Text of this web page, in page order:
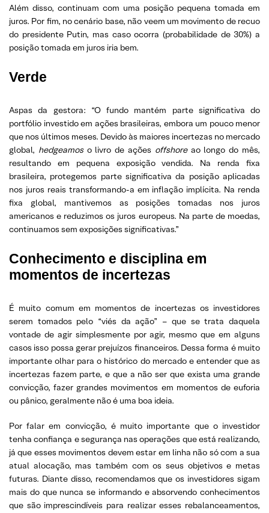
Além disso, continuam com uma posição pequena tomada em
juros. Por fim, no cenário base, não veem um movimento de recuo
do presidente Putin, mas caso ocorra (probabilidade de 30%) a
posição tomada em juros iria bem.
Verde
Aspas da gestora: “O fundo mantém parte significativa do
portfólio investido em ações brasileiras, embora um pouco menor
que nos últimos meses. Devido às maiores incertezas no mercado
global, hedgeamoso livro de ações offshoreao longo do mês,
resultando em pequena exposição vendida. Na renda fixa
brasileira, protegemos parte significativa da posição aplicadas
nos juros reais transformando-a em inflação implícita. Na renda
fixa global, mantivemos as posições tomadas nos juros
americanos e reduzimos os juros europeus. Na parte de moedas,
continuamos sem exposições significativas.”
Conhecimento e disciplina em
momentos de incertezas
É muito comum em momentos de incertezas os investidores
serem tomados pelo “viés da ação” – que se trata daquela
vontade de agir simplesmente por agir, mesmo que em alguns
casos isso possa gerar prejuízos financeiros. Dessa forma é muito
importante olhar para o histórico do mercado e entender que as
incertezas fazem parte, e que a não ser que exista uma grande
convicção, fazer grandes movimentos em momentos de euforia
ou pânico, geralmente não é uma boa ideia.
Por falar em convicção, é muito importante que o investidor
tenha confiança e segurança nas operações que está realizando,
já que esses movimentos devem estar em linha não só com a sua
atual alocação, mas também com os seus objetivos e metas
futuras. Diante disso, recomendamos que os investidores sigam
mais do que nunca se informando e absorvendo conhecimentos
que são imprescindíveis para realizar esses rebalanceamentos,